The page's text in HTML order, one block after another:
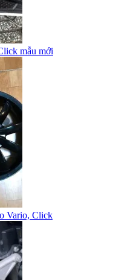
mẫu mới
Vario, Click